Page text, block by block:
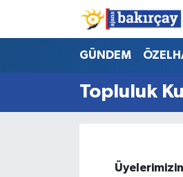
GÜNDEM
Topluluk
İzmir Nöbetçi Eczaneler
İzmir Hava Durumu
İzmir Trafik Yoğunluk